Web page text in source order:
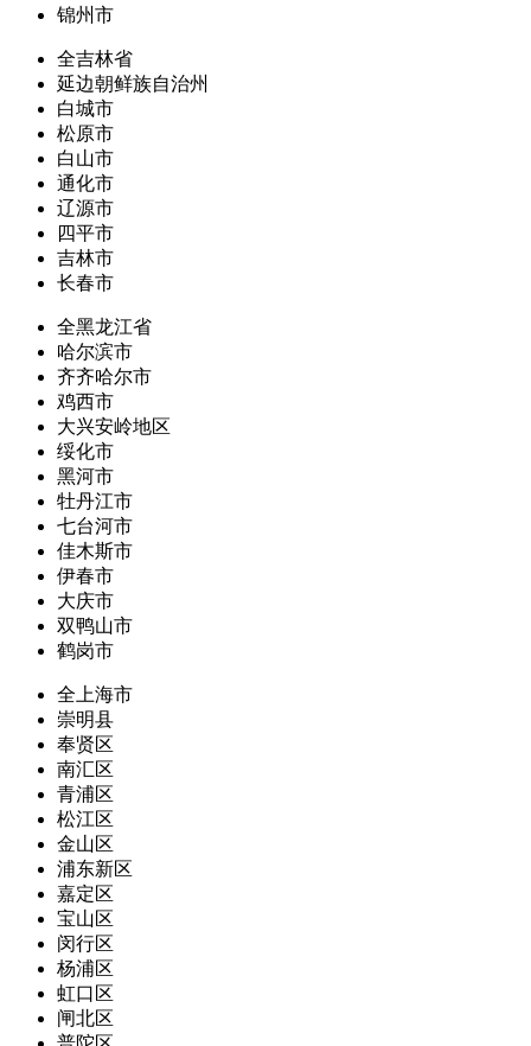
锦州市
全吉林省
延边朝鲜族自治州
白城市
松原市
白山市
通化市
辽源市
四平市
吉林市
长春市
全黑龙江省
哈尔滨市
齐齐哈尔市
鸡西市
大兴安岭地区
绥化市
黑河市
牡丹江市
七台河市
佳木斯市
伊春市
大庆市
双鸭山市
鹤岗市
全上海市
崇明县
奉贤区
南汇区
青浦区
松江区
金山区
浦东新区
嘉定区
宝山区
闵行区
杨浦区
虹口区
闸北区